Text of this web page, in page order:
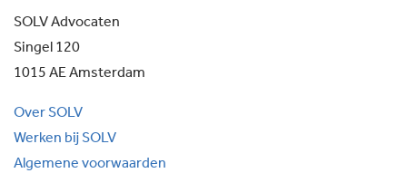
SOLV Advocaten
Singel 120
1015 AE Amsterdam
Over SOLV
Werken bij SOLV
Algemene voorwaarden